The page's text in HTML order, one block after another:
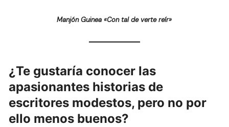
Manjón Guinea «Con tal de verte reír»
¿Te gustaría conocer las
apasionantes historias de
escritores modestos, pero no por
ello menos buenos?